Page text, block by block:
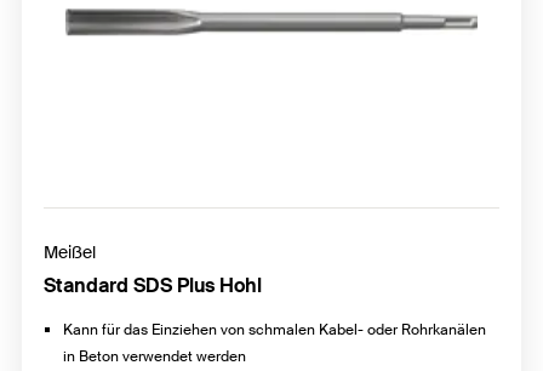
Meißel
Standard SDS Plus Hohl
Kann für das Einziehen von schmalen Kabel- oder Rohrkanälen
in Beton verwendet werden